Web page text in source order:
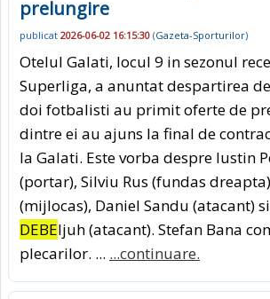
prelungire
publicat 2026-06-02 16:15:30 (Gazeta-Sporturilor)
Otelul Galati, locul 9 in sezonul
Superliga, a anuntat despartirea
doi fotbalisti au primit oferte de
dintre ei au ajuns la final de
la Galati. Este vorba despre Iustin
(portar), Silviu Rus (fundas
(mijlocas), Daniel Sandu (atacant)
DEBEljuh (atacant). Stefan Bana
plecarilor. ... ...continuare.